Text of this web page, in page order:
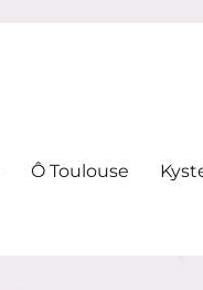
Ô Toulouse